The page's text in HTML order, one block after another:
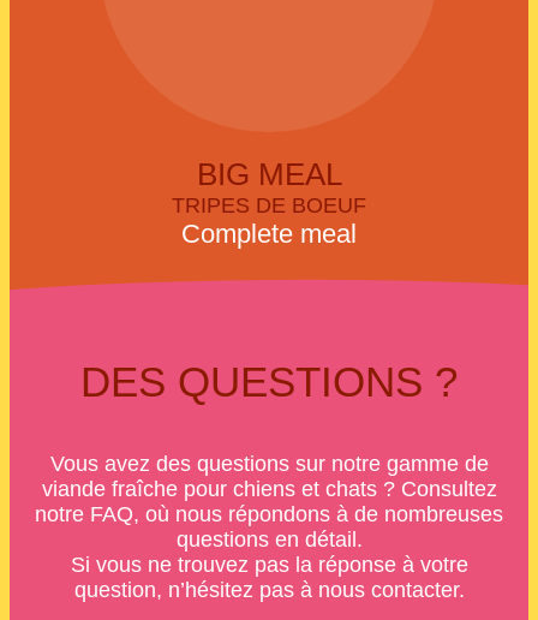
BIG MEAL
TRIPES DE BOEUF
Complete meal
DES QUESTIONS ?
Vous avez des questions sur notre gamme de
viande fraîche pour chiens et chats ? Consultez
notre FAQ, où nous répondons à de nombreuses
questions en détail.
Si vous ne trouvez pas la réponse à votre
question, n’hésitez pas à nous contacter.